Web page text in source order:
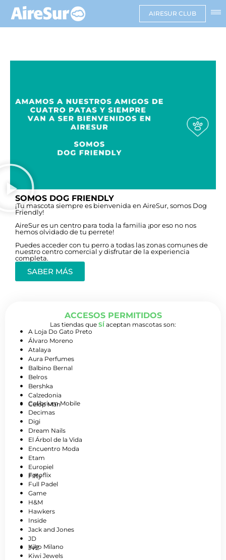
AIRESUR CLUB
SOMOS DOG FRIENDLY
¡Tu mascota siempre es bienvenida en AireSur, somos Dog
Friendly!
AireSur es un centro para toda la familia ¡por eso no nos
hemos olvidado de tu perrete!
Puedes acceder con tu perro a todas las zonas comunes de
nuestro centro comercial y disfrutar de la experiencia
completa.
SABER MÁS
ACCESOS PERMITIDOS
Las tiendas que SÍ aceptan mascotas son:
A Loja Do Gato Preto
Álvaro Moreno
Atalaya
Aura Perfumes
Balbino Bernal
Belros
Bershka
Calzedonia
Celop Man
Colibrium Mobile
Decimas
Digi
Dream Nails
El Árbol de la Vida
Encuentro Moda
Etam
Europiel
Fifty
Fotoflix
Full Padel
Game
H&M
Hawkers
Inside
Jack and Jones
JD
JVZ
Kiko Milano
Kiwi Jewels